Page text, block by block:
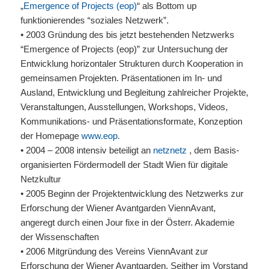
„Emergence of Projects (eop)“ als Bottom up
funktionierendes “soziales Netzwerk”.
• 2003 Gründung des bis jetzt bestehenden Netzwerks
“Emergence of Projects (eop)” zur Untersuchung der
Entwicklung horizontaler Strukturen durch Kooperation in
gemeinsamen Projekten. Präsentationen im In- und
Ausland, Entwicklung und Begleitung zahlreicher Projekte,
Veranstaltungen, Ausstellungen, Workshops, Videos,
Kommunikations- und Präsentationsformate, Konzeption
der Homepagewww.eop.
• 2004 – 2008 intensiv beteiligt an netznetz , dem Basis-
organisierten Fördermodell der Stadt Wien für digitale
Netzkultur
• 2005 Beginn der Projektentwicklung des Netzwerks zur
Erforschung der Wiener Avantgarden ViennAvant,
angeregt durch einen Jour fixe in der Österr. Akademie
der Wissenschaften
• 2006 Mitgründung des Vereins ViennAvant zur
Erforschung der Wiener Avantgarden. Seither im Vorstand